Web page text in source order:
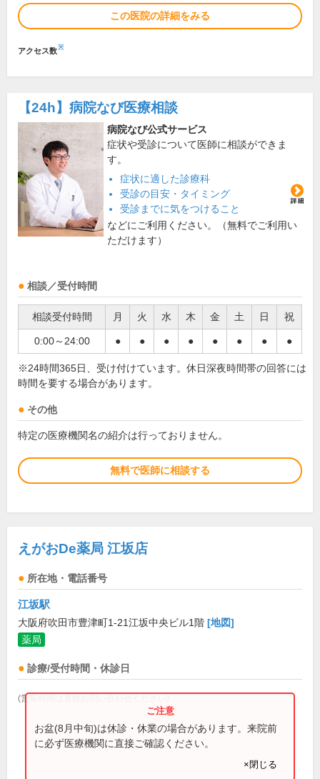
この医院の詳細をみる
アクセス数※
【24h】 病院なび医療相談
病院なび公式サービス
症状や受診について医師に相談ができま
す。
症状に適した診療科
受診の目安・タイミング
受診までに気をつけること
などにご利用ください。（無料でご利用い
ただけます）
相談／受付時間
相談受付時間 月 火 水 木 金 土 日 祝
0:00～24:00 ● ● ● ● ● ● ● ●
※24時間365日、受け付けています。休日深夜時間帯の回答には
時間を要する場合があります。
その他
特定の医療機関名の紹介は行っておりません。
無料で医師に相談する
えがおDe薬局 江坂店
所在地・電話番号
江坂駅
大阪府吹田市豊津町1-21江坂中央ビル1階 [地図]
薬局
診療/受付時間・休診日
(営業時間は直接お問い合わせください)
お盆(8月中旬)は休診・休業の場合があります。来院前
に必ず医療機関に直接ご確認ください。
×閉じる